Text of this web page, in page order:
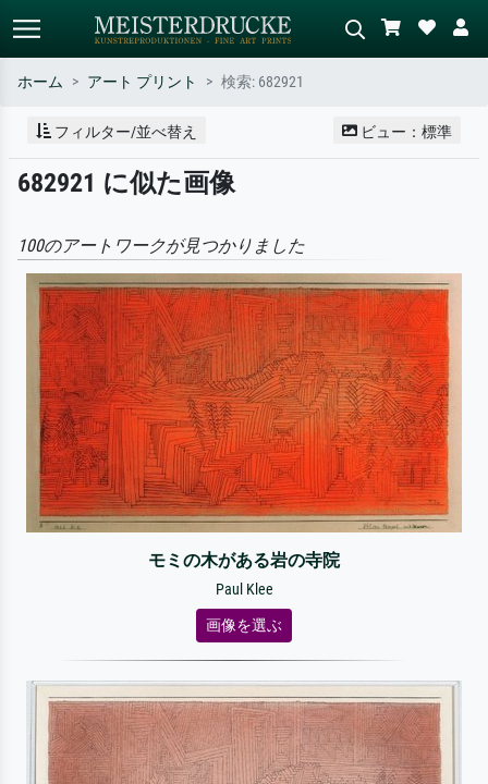
標準検索 AI画像検索
作家名・作品名・スタイルで検索
– 例：モネ、星月夜、印象派、北
シーンを説明してください – 例：
ホーム アート プリント 検索: 682921
フィルター/並べ替え ビュー：標準
682921 に似た画像
100のアートワークが見つかりました
モミの木がある岩の寺院
Paul Klee
画像を選ぶ